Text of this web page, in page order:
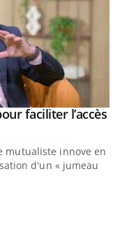
faciliter l’accès
mutualiste innove en
d'un « jumeau